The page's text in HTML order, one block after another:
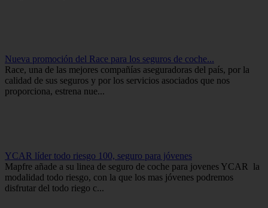
Nueva promoción del Race para los seguros de coche...
Race, una de las mejores compañías aseguradoras del país, por la
calidad de sus seguros y por los servicios asociados que nos
proporciona, estrena nue...
YCAR líder todo riesgo 100, seguro para jóvenes
Mapfre añade a su linea de seguro de coche para jovenes YCAR la
modalidad todo riesgo, con la que los mas jóvenes podremos
disfrutar del todo riego c...